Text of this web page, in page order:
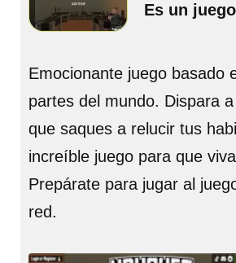
Es un
Emocionante juego basado
partes del mundo. Dispara
que saques a relucir tus
increíble juego para que
Prepárate para jugar al
red.